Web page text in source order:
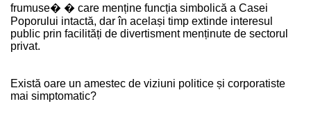
frumuse� � care menține funcția simbolică a Casei
Poporului intactă, dar în același timp extinde interesul
public prin facilități de divertisment menținute de sectorul
privat.
Există oare un amestec de viziuni politice și corporatiste
mai simptomatic?